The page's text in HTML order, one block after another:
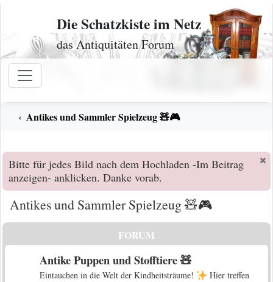
Zum Inhalt
Die Schatzkiste im Netz
das Antiquitäten Forum
Antikes und Sammler Spielzeug 🧸🎮
Bitte für jedes Bild nach dem Hochladen -Im Beitrag
anzeigen- anklicken. Danke vorab.
Antikes und Sammler Spielzeug 🧸🎮
FORUM
Antike Puppen und Stofftiere 🧸
Eintauchen in die Welt der Kindheitsträume!
Hier treffen